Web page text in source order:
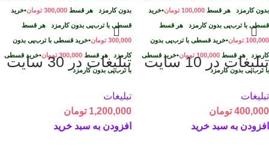
بدون کارمزد هر قسط 100,000 تومان•خرید
قسطی با ترب‌پی بدون کارمزد هر قسط
100,000 تومان•خرید قسطی با ترب‌پی بدون
کارمزد هر قسط 100,000 تومان•خرید قسطی
با ترب‌پی بدون کارمزد
تبلیغات در 10 سایت
تبلیغات
400,000 تومان
افزودن به سبد خرید
بدون کارمزد هر قسط 300,000 تومان•خرید
قسطی با ترب‌پی بدون کارمزد هر قسط
300,000 تومان•خرید قسطی با ترب‌پی بدون
کارمزد هر قسط 300,000 تومان•خرید قسطی
با ترب‌پی بدون کارمزد
تبلیغات در 30 سایت
تبلیغات
1,200,000 تومان
افزودن به سبد خرید